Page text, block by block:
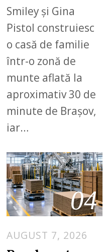
Smiley și Gina
Pistol construiesc
o casă de familie
într-o zonă de
munte aflată la
aproximativ 30 de
minute de Brașov,
iar…
04
AUGUST 7, 2026